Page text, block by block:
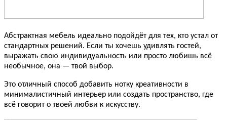
Абстрактная мебель идеально подойдёт для тех, кто устал от
стандартных решений. Если ты хочешь удивлять гостей,
выражать свою индивидуальность или просто любишь всё
необычное, она — твой выбор.
Это отличный способ добавить нотку креативности в
минималистичный интерьер или создать пространство, где
всё говорит о твоей любви к искусству.